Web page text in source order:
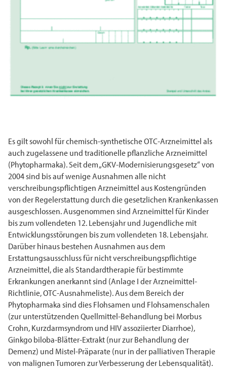
Es gilt sowohl für chemisch-synthetische OTC-Arzneimittel als
auch zugelassene und traditionelle pflanzliche Arzneimittel
(Phytopharmaka). Seit dem „GKV-Modernisierungsgesetz“ von
2004 sind bis auf wenige Ausnahmen alle nicht
verschreibungspflichtigen Arzneimittel aus Kostengründen
von der Regelerstattung durch die gesetzlichen Krankenkassen
ausgeschlossen. Ausgenommen sind Arzneimittel für Kinder
bis zum vollendeten 12. Lebensjahr und Jugendliche mit
Entwicklungsstörungen bis zum vollendeten 18. Lebensjahr.
Darüber hinaus bestehen Ausnahmen aus dem
Erstattungsausschluss für nicht verschreibungspflichtige
Arzneimittel, die als Standardtherapie für bestimmte
Erkrankungen anerkannt sind (Anlage I der Arzneimittel-
Richtlinie, OTC-Ausnahmeliste). Aus dem Bereich der
Phytopharmaka sind dies Flohsamen und Flohsamenschalen
(zur unterstützenden Quellmittel-Behandlung bei Morbus
Crohn, Kurzdarmsyndrom und HIV assoziierter Diarrhoe),
Ginkgo biloba-Blätter-Extrakt (nur zur Behandlung der
Demenz) und Mistel-Präparate (nur in der palliativen Therapie
von malignen Tumoren zur Verbesserung der Lebensqualität).